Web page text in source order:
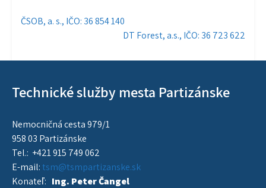
Navigácia
článku
ČSOB, a. s., IČO: 36 854 140
DT Forest, a.s., IČO: 36 723 622
Technické služby mesta Partizánske
Nemocničná cesta 979/1
958 03 Partizánske
Tel.: +421 915 749 062
E-mail:tsm@tsmpartizanske.sk
Konateľ: Ing. Peter Čangel